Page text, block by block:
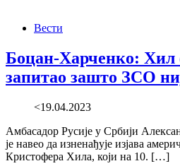
Вести
Боцан-Харченко: Хил
запитао зашто ЗСО
<19.04.2023
Амбасадор Русије у Србији
је навео да изненађује изјава
Кристофера Хила, који на 10. […]